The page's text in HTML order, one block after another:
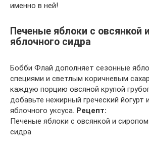
именно в ней!
Печеные яблоки с овсянкой
яблочного сидра
Бобби Флай дополняет сезонные
специями и светлым коричневым
каждую порцию овсяной крупой
добавьте нежирный греческий йогурт
яблочного уксуса. Рецепт:
Печеные яблоки с овсянкой и
сидра